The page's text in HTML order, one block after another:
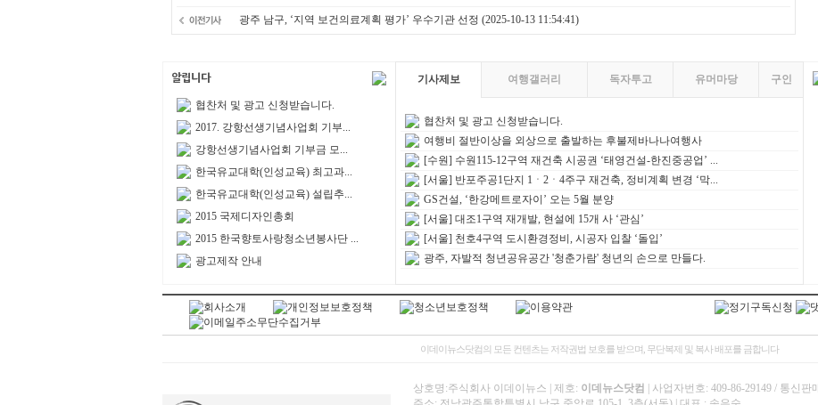
광주 남구, ‘지역 보건의료계획 평가’ 우수기관 선정 (2025-10-13 11:54:41)
협찬처 및 광고 신청받습니다.
2017. 강항선생기념사업회 기부...
강항선생기념사업회 기부금 모...
한국유교대학(인성교육) 최고과...
한국유교대학(인성교육) 설립추...
2015 국제디자인총회
2015 한국향토사랑청소년봉사단 ...
광고제작 안내
기사제보 여행갤러리 독자투고 유머마당 구인
협찬처 및 광고 신청받습니다.
여행비 절반이상을 외상으로 출발하는 후불제바나나여행사
[수원] 수원115-12구역 재건축 시공권 ‘태영건설-한진중공업’ ...
[서울] 반포주공1단지 1ㆍ2ㆍ4주구 재건축, 정비계획 변경 ‘막...
GS건설, ‘한강메트로자이’ 오는 5월 분양
[서울] 대조1구역 재개발, 현설에 15개 사 ‘관심’
[서울] 천호4구역 도시환경정비, 시공자 입찰 ‘돌입’
광주, 자발적 청년공유공간 '청춘가람' 청년의 손으로 만들다.
이데이뉴스닷컴의 모든 컨텐츠는 저작권법 보호를 받으며, 무단복제 및 복사 배포를 금합니다
상호명:주식회사 이데이뉴스 | 제호: 이데뉴스닷컴
| 사업자번호: 409-86-29149 / 통신